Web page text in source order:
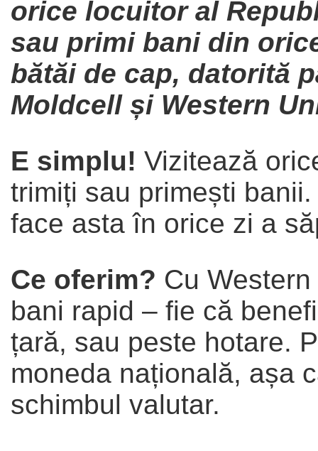
orice locuitor al
sau primi bani din
bătăi de cap, datorită
Moldcell și Western
E simplu! Vizitează
trimiți sau primești
face asta în orice zi a
Ce oferim? Cu
bani rapid – fie că
țară, sau peste hotare.
moneda națională, așa
schimbul valutar.